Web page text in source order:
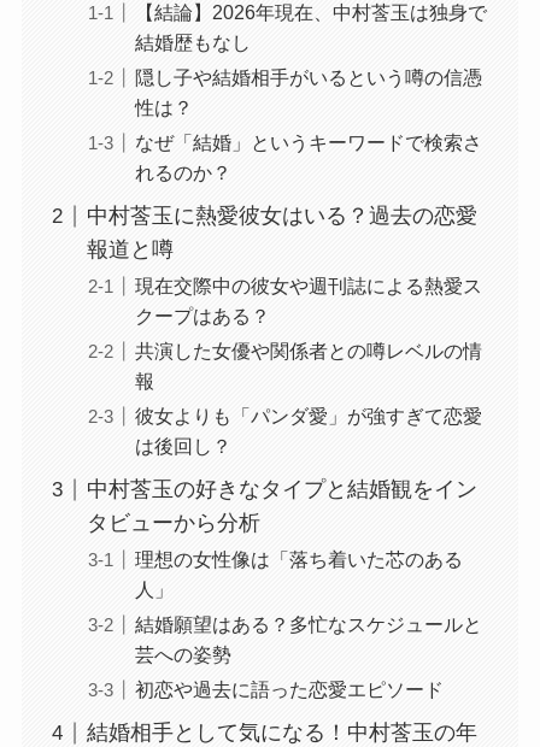
【結論】2026年現在、中村莟玉は独身で
結婚歴もなし
隠し子や結婚相手がいるという噂の信憑
性は？
なぜ「結婚」というキーワードで検索さ
れるのか？
中村莟玉に熱愛彼女はいる？過去の恋愛
報道と噂
現在交際中の彼女や週刊誌による熱愛ス
クープはある？
共演した女優や関係者との噂レベルの情
報
彼女よりも「パンダ愛」が強すぎて恋愛
は後回し？
中村莟玉の好きなタイプと結婚観をイン
タビューから分析
理想の女性像は「落ち着いた芯のある
人」
結婚願望はある？多忙なスケジュールと
芸への姿勢
初恋や過去に語った恋愛エピソード
結婚相手として気になる！中村莟玉の年